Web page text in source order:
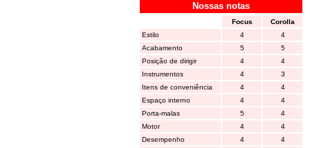
Nossas notas
Focus
Corolla
Estilo
4
4
Acabamento
5
5
Posição de dirigir
4
4
Instrumentos
4
3
Itens de conveniência
4
4
Espaço interno
4
4
Porta-malas
5
4
Motor
4
4
Desempenho
4
4